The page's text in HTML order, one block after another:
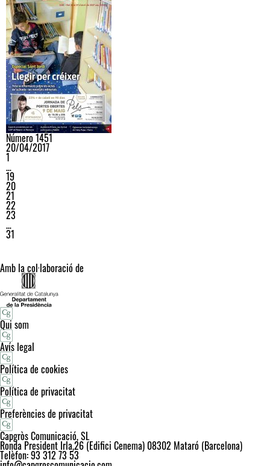
Número 1451
20/04/2017
1
…
19
20
21
22
23
…
31
Amb la col·laboració de
Qui som
Avís legal
Política de cookies
Política de privacitat
Preferències de privacitat
Capgròs Comunicació, SL
Ronda President Irla,26 (Edifici Cenema) 08302 Mataró (Barcelona)
Telèfon: 93 312 73 53